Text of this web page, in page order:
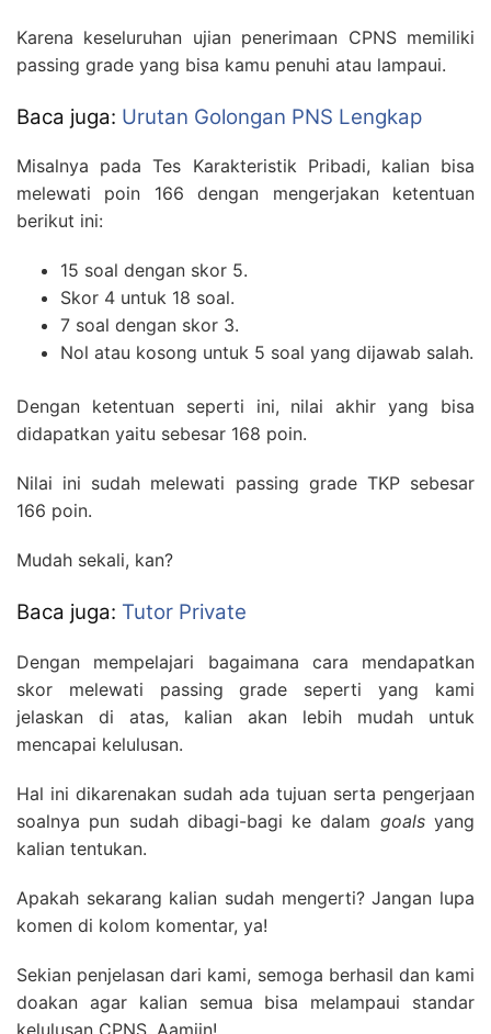
Karena keseluruhan ujian penerimaan CPNS memiliki
passing grade yang bisa kamu penuhi atau lampaui.
Baca juga: Urutan Golongan PNS Lengkap
Misalnya pada Tes Karakteristik Pribadi, kalian bisa
melewati poin 166 dengan mengerjakan ketentuan
berikut ini:
15 soal dengan skor 5.
Skor 4 untuk 18 soal.
7 soal dengan skor 3.
Nol atau kosong untuk 5 soal yang dijawab salah.
Dengan ketentuan seperti ini, nilai akhir yang bisa
didapatkan yaitu sebesar 168 poin.
Nilai ini sudah melewati passing grade TKP sebesar
166 poin.
Mudah sekali, kan?
Baca juga: Tutor Private
Dengan mempelajari bagaimana cara mendapatkan
skor melewati passing grade seperti yang kami
jelaskan di atas, kalian akan lebih mudah untuk
mencapai kelulusan.
Hal ini dikarenakan sudah ada tujuan serta pengerjaan
soalnya pun sudah dibagi-bagi ke dalam goalsyang
kalian tentukan.
Apakah sekarang kalian sudah mengerti? Jangan lupa
komen di kolom komentar, ya!
Sekian penjelasan dari kami, semoga berhasil dan kami
doakan agar kalian semua bisa melampaui standar